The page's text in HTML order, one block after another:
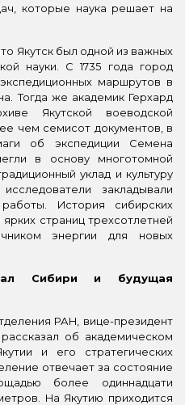
которые наука решает на
Якутск был одной из важных
науки. С 1735 года город
маршрутов в
Тогда же академик Герхард
Якутской воеводской
чем семисот документов, в
об экспедиции Семена
в основу многотомной
уклад и культуру
закладывали
История сибирских
страниц трехсотлетней
энергии для новых
Сибири и будущая
РАН, вице-президент
об академическом
и его стратегических
отвечает за состояние
более одиннадцати
На Якутию приходится